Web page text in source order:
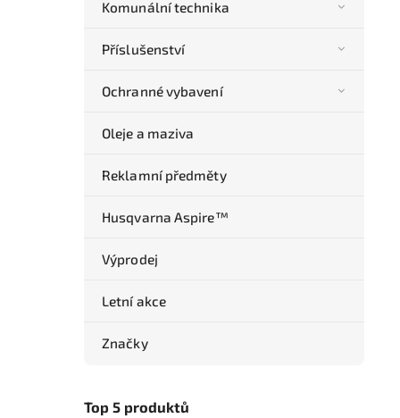
Komunální technika
Příslušenství
Ochranné vybavení
Oleje a maziva
Reklamní předměty
Husqvarna Aspire™
Výprodej
Letní akce
Značky
Top 5 produktů